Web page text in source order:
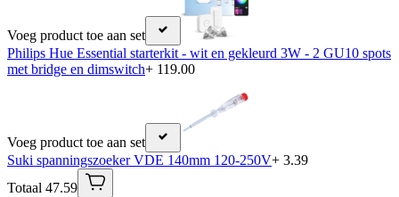
Voeg product toe aan set
Philips Hue Essential starterkit - wit en gekleurd 3W - 2 GU10 spots
met bridge en dimswitch+ 119.00
Voeg product toe aan set
Suki spanningszoeker VDE 140mm 120-250V+ 3.39
Totaal 47.59